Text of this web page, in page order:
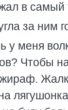
в самый
за ним
у меня
Чтобы
жираф.